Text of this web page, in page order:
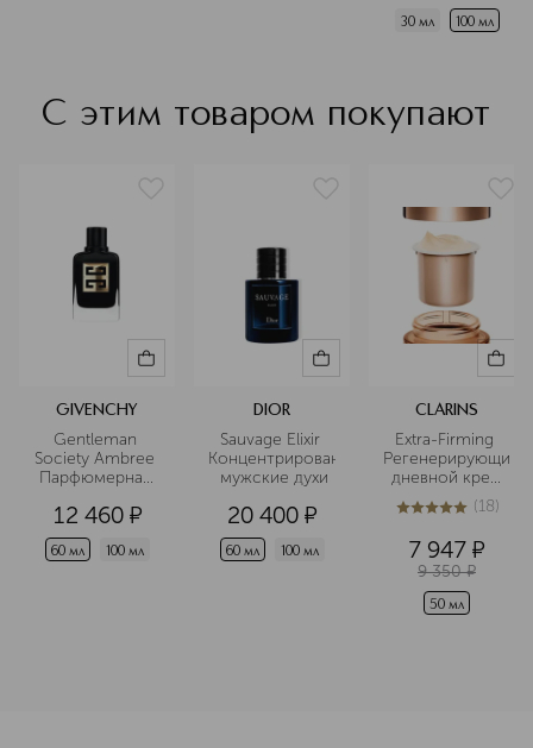
30 мл 100 мл
С этим товаром покупают
GIVENCHY
Gentleman
Society Ambree
Парфюмерная
12 460 ¤
60 мл 100 мл
DIOR
Sauvage Elixir
Концентрированные
мужские духи
20 400 ¤
60 мл 100 мл
CLARINS
Extra-Firming
Регенерирующий
дневной крем
для лица для
сухой кожи
5из 518 (18)
7 947 ¤
9 350 ¤
50 мл